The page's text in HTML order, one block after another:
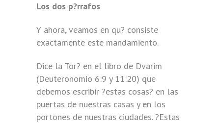
Los dos p?rrafos
Y ahora, veamos en qu? consiste
exactamente este mandamiento.
Dice la Tor? en el libro de Dvarim
(Deuteronomio 6:9 y 11:20) que
debemos escribir ?estas cosas? en las
puertas de nuestras casas y en los
portones de nuestras ciudades. ?Estas